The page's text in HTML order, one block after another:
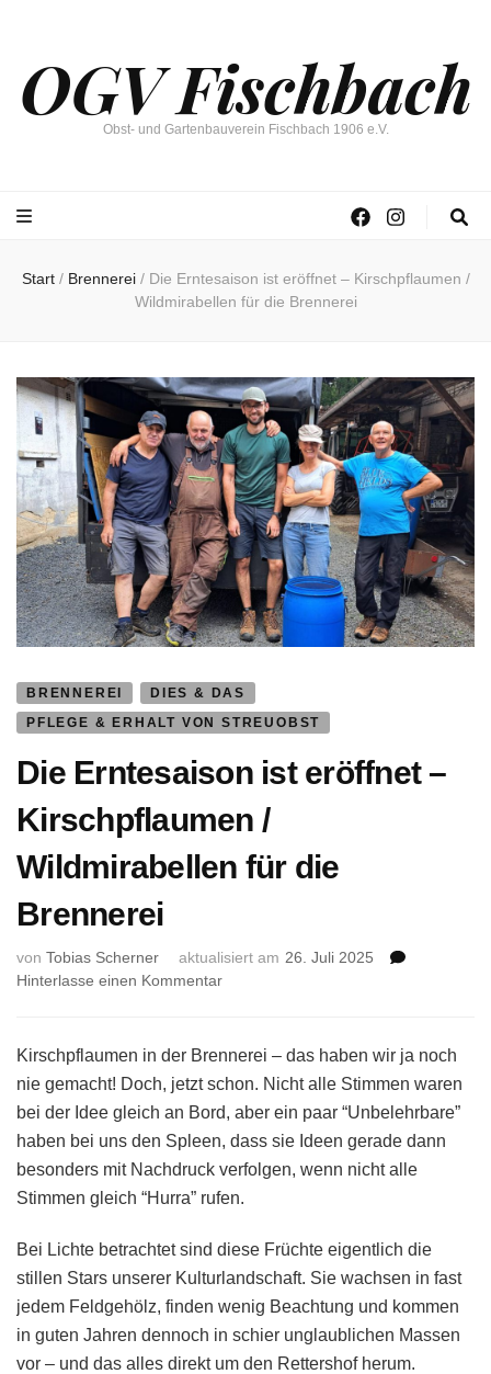
OGV Fischbach
Obst- und Gartenbauverein Fischbach 1906 e.V.
Start / Brennerei / Die Erntesaison ist eröffnet – Kirschpflaumen /
Wildmirabellen für die Brennerei
BRENNEREI
DIES & DAS
PFLEGE & ERHALT VON STREUOBST
Die Erntesaison ist eröffnet –
Kirschpflaumen /
Wildmirabellen für die
Brennerei
von Tobias Scherner aktualisiert am 26. Juli 2025
Hinterlasse einen Kommentarzu
ist
–
Kirschpflaumen
Wildmirabellen
die
Kirschpflaumen in der Brennerei – das haben wir ja noch
nie gemacht! Doch, jetzt schon. Nicht alle Stimmen waren
bei der Idee gleich an Bord, aber ein paar “Unbelehrbare”
haben bei uns den Spleen, dass sie Ideen gerade dann
besonders mit Nachdruck verfolgen, wenn nicht alle
Stimmen gleich “Hurra” rufen.
Bei Lichte betrachtet sind diese Früchte eigentlich die
stillen Stars unserer Kulturlandschaft. Sie wachsen in fast
jedem Feldgehölz, finden wenig Beachtung und kommen
in guten Jahren dennoch in schier unglaublichen Massen
vor – und das alles direkt um den Rettershof herum.